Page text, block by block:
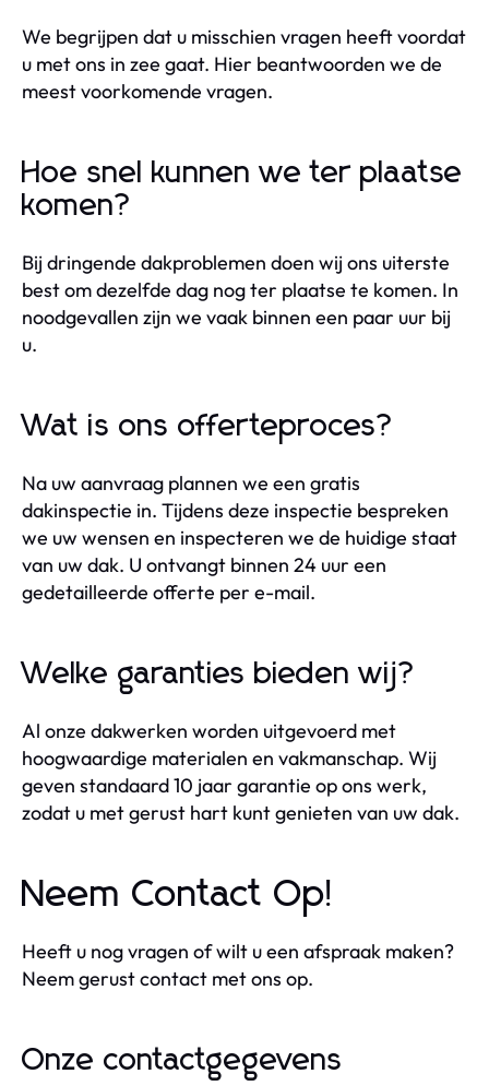
We begrijpen dat u misschien vragen heeft voordat
u met ons in zee gaat. Hier beantwoorden we de
meest voorkomende vragen.
Hoe snel kunnen we ter plaatse
komen?
Bij dringende dakproblemen doen wij ons uiterste
best om dezelfde dag nog ter plaatse te komen. In
noodgevallen zijn we vaak binnen een paar uur bij
u.
Wat is ons offerteproces?
Na uw aanvraag plannen we een gratis
dakinspectie in. Tijdens deze inspectie bespreken
we uw wensen en inspecteren we de huidige staat
van uw dak. U ontvangt binnen 24 uur een
gedetailleerde offerte per e-mail.
Welke garanties bieden wij?
Al onze dakwerken worden uitgevoerd met
hoogwaardige materialen en vakmanschap. Wij
geven standaard 10 jaar garantie op ons werk,
zodat u met gerust hart kunt genieten van uw dak.
Neem Contact Op!
Heeft u nog vragen of wilt u een afspraak maken?
Neem gerust contact met ons op.
Onze contactgegevens